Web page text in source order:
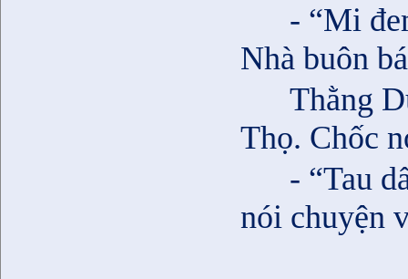
- “Mi
Nhà buôn
Thằng
Thọ. Chốc
- “Tau
nói chuyện